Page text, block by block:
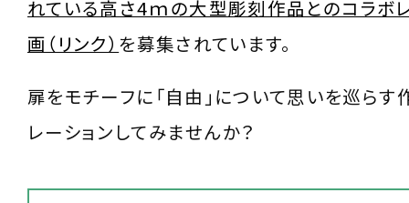
れている高さ4ｍの大型彫刻作品とのコラボ
画（リンク） を募集されています。
扉をモチーフに「自由」について思いを巡らす
レーションしてみませんか？